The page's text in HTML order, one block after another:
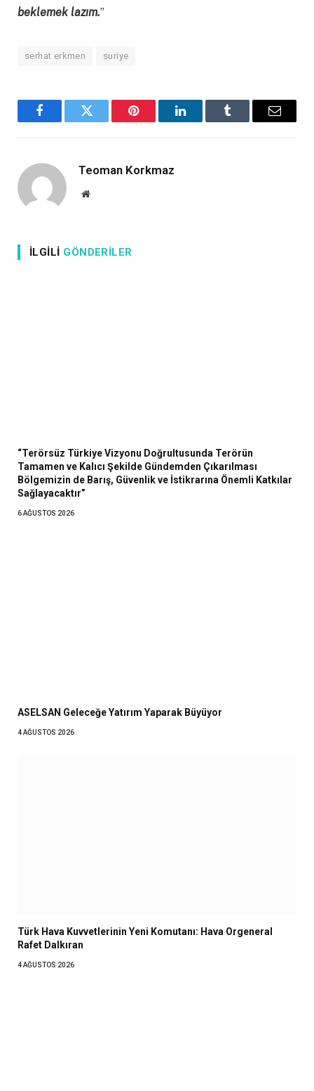
beklemek lazım.”
serhat erkmen suriye
FacebookX Pinterest LinkedInTumblr Email
Teoman Korkmaz
Website
İLGILI GÖNDERILER
“Terörsüz Türkiye Vizyonu Doğrultusunda Terörün
Tamamen ve Kalıcı Şekilde Gündemden Çıkarılması
Bölgemizin de Barış, Güvenlik ve İstikrarına Önemli Katkılar
Sağlayacaktır”
6 AĞUSTOS 2026
ASELSAN Geleceğe Yatırım Yaparak Büyüyor
4 AĞUSTOS 2026
Türk Hava Kuvvetlerinin Yeni Komutanı: Hava Orgeneral
Rafet Dalkıran
4 AĞUSTOS 2026